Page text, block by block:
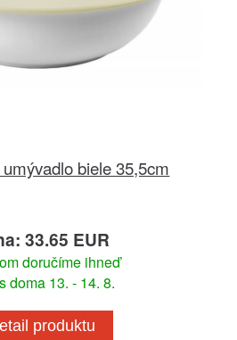
biele 35,5cm
33.65 EUR
doručíme ihneď
doma 13. - 14. 8.
produktu